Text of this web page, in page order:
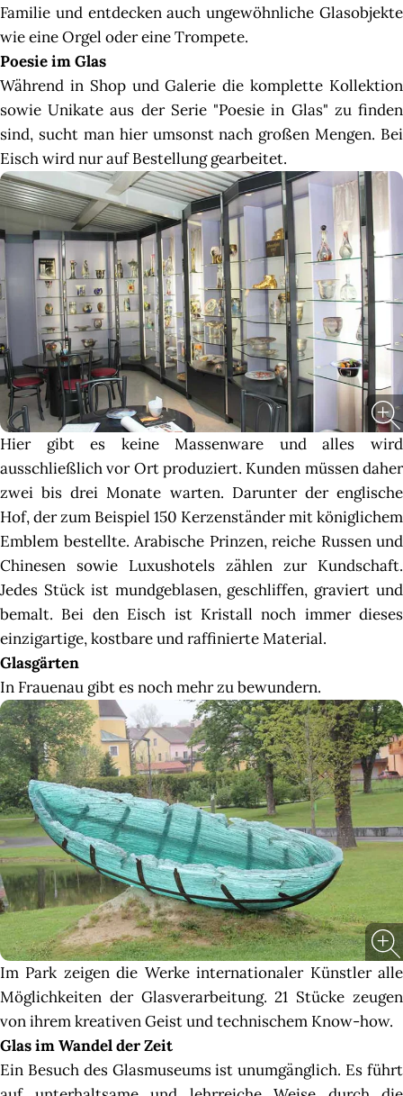
Familie und entdecken auch ungewöhnliche Glasobjekte
wie eine Orgel oder eine Trompete.
Poesie im Glas
Während in Shop und Galerie die komplette Kollektion
sowie Unikate aus der Serie "Poesie in Glas" zu finden
sind, sucht man hier umsonst nach großen Mengen. Bei
Eisch wird nur auf Bestellung gearbeitet.
Hier gibt es keine Massenware und alles wird
ausschließlich vor Ort produziert. Kunden müssen daher
zwei bis drei Monate warten. Darunter der englische
Hof, der zum Beispiel 150 Kerzenständer mit königlichem
Emblem bestellte. Arabische Prinzen, reiche Russen und
Chinesen sowie Luxushotels zählen zur Kundschaft.
Jedes Stück ist mundgeblasen, geschliffen, graviert und
bemalt. Bei den Eisch ist Kristall noch immer dieses
einzigartige, kostbare und raffinierte Material.
Glasgärten
In Frauenau gibt es noch mehr zu bewundern.
Im Park zeigen die Werke internationaler Künstler alle
Möglichkeiten der Glasverarbeitung. 21 Stücke zeugen
von ihrem kreativen Geist und technischem Know-how.
Glas im Wandel der Zeit
Ein Besuch des Glasmuseums ist unumgänglich. Es führt